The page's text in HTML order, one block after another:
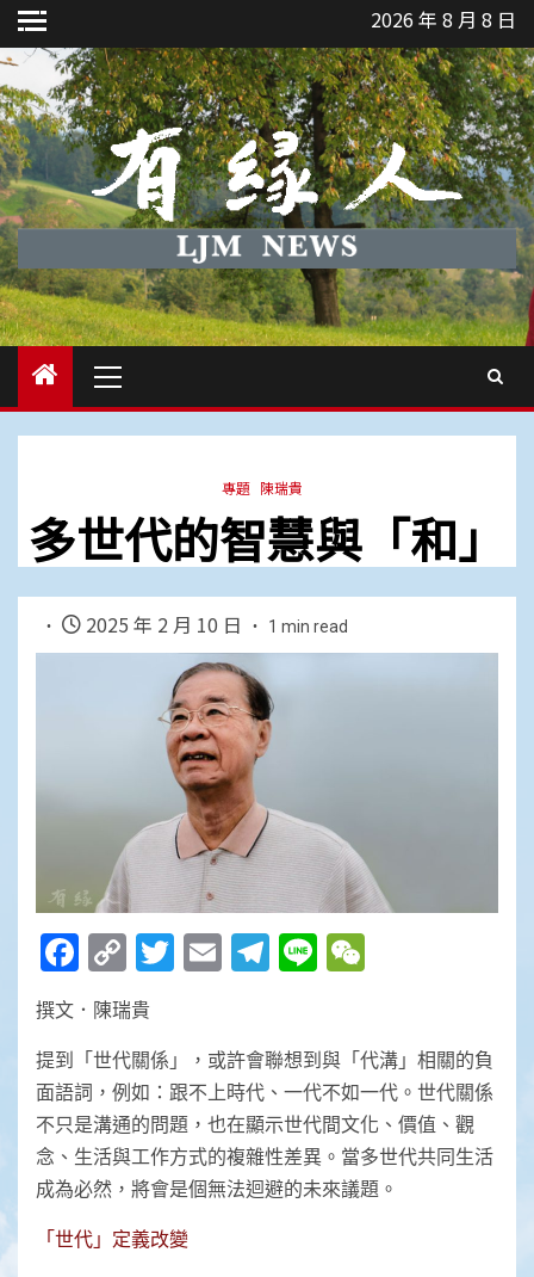
Skip
to
content
2026 年 8 月 8 日
Menu
專題 陳瑞貴
多世代的智慧與「和」
2025 年 2 月 10 日 1 min read
Facebook
Copy
Link
Twitter
EmailTelegram
Line
撰文．陳瑞貴
提到「世代關係」，或許會聯想到與「代溝」相關的負
面語詞，例如：跟不上時代、一代不如一代。世代關係
不只是溝通的問題，也在顯示世代間文化、價值、觀
念、生活與工作方式的複雜性差異。當多世代共同生活
成為必然，將會是個無法迴避的未來議題。
「世代」定義改變